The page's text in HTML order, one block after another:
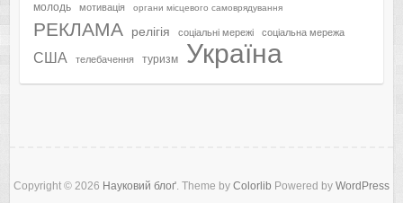
молодь мотивація органи місцевого самоврядування
РЕКЛАМА релігія соціальні мережі соціальна мережа
США телебачення туризм Україна
Copyright © 2026 Науковий блоґ. Theme by Colorlib Powered by WordPress